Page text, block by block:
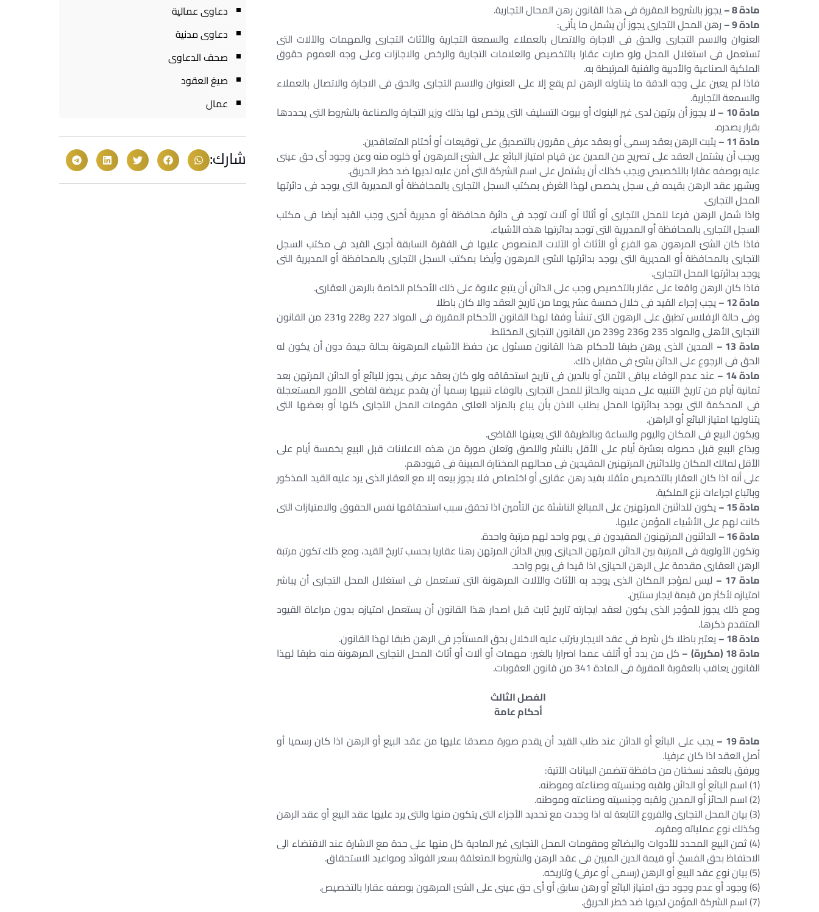
مادة 8 –
يجوز بالشروط المقررة فى هذا القانون رهن المحال التجارية.
مادة 9 –
رهن المحل التجارى يجوز أن يشمل ما يأتى:
العنوان والاسم التجارى والحق فى الاجارة والاتصال بالعملاء والسمعة التجارية والأثاث التجارى والمهمات والآلات التى
تستعمل فى استغلال المحل ولو صارت عقارا بالتخصيص والعلامات التجارية والرخص والاجازات وعلى وجه العموم حقوق
الملكية الصناعية والأدبية والفنية المرتبطة به.
فاذا لم يعين على وجه الدقة ما يتناوله الرهن لم يقع إلا على العنوان والاسم التجارى والحق فى الاجارة والاتصال بالعملاء
والسمعة التجارية.
مادة 10 –
لا يجوز أن يرتهن لدى غير البنوك أو بيوت التسليف التى يرخص لها بذلك وزير التجارة والصناعة بالشروط التى يحددها
بقرار يصدره.
مادة 11 –
يثبت الرهن بعقد رسمى أو بعقد عرفى مقرون بالتصديق على توقيعات أو أختام المتعاقدين.
ويجب أن يشتمل العقد على تصريح من المدين عن قيام امتياز البائع على الشئ المرهون أو خلوه منه وعن وجود أى حق عينى
عليه بوصفه عقارا بالتخصيص ويجب كذلك أن يشتمل على اسم الشركة التى أمن عليه لديها ضد خطر الحريق.
ويشهر عقد الرهن بقيده فى سجل يخصص لهذا الغرض بمكتب السجل التجارى بالمحافظة أو المديرية التى يوجد فى دائرتها
المحل التجارى.
واذا شمل الرهن فرعا للمحل التجارى أو أثاثا أو آلات توجد فى دائرة محافظة أو مديرية أخرى وجب القيد أيضا فى مكتب
السجل التجارى بالمحافظة أو المديرية التى توجد بدائرتها هذه الأشياء.
فاذا كان الشئ المرهون هو الفرع أو الأثاث أو الآلات المنصوص عليها فى الفقرة السابقة أجرى القيد فى مكتب السجل
التجارى بالمحافظة أو المديرية التى يوجد بدائرتها الشئ المرهون وأيضا بمكتب السجل التجارى بالمحافظة أو المديرية التى
يوجد بدائرتها المحل التجارى.
فاذا كان الرهن واقعا على عقار بالتخصيص وجب على الدائن أن يتبع علاوة على ذلك الأحكام الخاصة بالرهن العقارى.
مادة 12 –
يجب إجراء القيد فى خلال خمسة عشر يوما من تاريخ العقد والا كان باطلا
وفى حالة الإفلاس تطبق على الرهون التى تنشأ وفقا لهذا القانون الأحكام المقررة فى المواد 227 و228 و231 من القانون
التجارى الأهلى والمواد 235 و236 و239 من القانون التجارى المختلط.
مادة 13 –
المدين الذى يرهن طبقا لأحكام هذا القانون مسئول عن حفظ الأشياء المرهونة بحالة جيدة دون أن يكون له
الحق فى الرجوع على الدائن بشئ فى مقابل ذلك.
مادة 14 –
عند عدم الوفاء بباقى الثمن أو بالدين فى تاريخ استحقاقه ولو كان بعقد عرفى يجوز للبائع أو الدائن المرتهن بعد
ثمانية أيام من تاريخ التنبيه على مدينه والحائز للمحل التجارى بالوفاء تنبيها رسميا أن يقدم عريضة لقاضى الأمور المستعجلة
فى المحكمة التى يوجد بدائرتها المحل بطلب الاذن بأن يباع بالمزاد العلنى مقومات المحل التجارى كلها أو بعضها التى
يتناولها امتياز البائع أو الراهن.
ويكون البيع فى المكان واليوم والساعة وبالطريقة التى يعينها القاضى.
ويذاع البيع قبل حصوله بعشرة أيام على الأقل بالنشر واللصق وتعلن صورة من هذه الاعلانات قبل البيع بخمسة أيام على
الأقل لمالك المكان وللدائنين المرتهنين المقيدين فى محالهم المختارة المبينة فى قيودهم.
على أنه اذا كان العقار بالتخصيص مثقلا بقيد رهن عقارى أو اختصاص فلا يجوز بيعه إلا مع العقار الذى يرد عليه القيد المذكور
وباتباع اجراءات نزع الملكية.
مادة 15 –
يكون للدائنين المرتهنين على المبالغ الناشئة عن التأمين اذا تحقق سبب استحقاقها نفس الحقوق والامتيازات التى
كانت لهم على الأشياء المؤمن عليها.
مادة 16 –
الدائنون المرتهنون المقيدون فى يوم واحد لهم مرتبة واحدة.
وتكون الأولوية فى المرتبة بين الدائن المرتهن الحيازى وبين الدائن المرتهن رهنا عقاريا بحسب تاريخ القيد، ومع ذلك تكون مرتبة
الرهن العقارى مقدمة على الرهن الحيازى اذا قيدا فى يوم واحد.
مادة 17 –
ليس لمؤجر المكان الذى يوجد به الأثاث والآلات المرهونة التى تستعمل فى استغلال المحل التجارى أن يباشر
امتيازه لأكثر من قيمة ايجار سنتين.
ومع ذلك يجوز للمؤجر الذى يكون لعقد ايجارته تاريخ ثابت قبل اصدار هذا القانون أن يستعمل امتيازه بدون مراعاة القيود
المتقدم ذكرها.
مادة 18 –
يعتبر باطلا كل شرط فى عقد الايجار يترتب عليه الاخلال بحق المستأجر فى الرهن طبقا لهذا القانون.
مادة 18 (مكررة) –
كل من بدد أو أتلف عمدا اضرارا بالغير: مهمات أو آلات أو أثاث المحل التجارى المرهونة منه طبقا لهذا
القانون يعاقب بالعقوبة المقررة فى المادة 341 من قانون العقوبات.
الفصل الثالث
أحكام عامة
مادة 19 –
يجب على البائع أو الدائن عند طلب القيد أن يقدم صورة مصدقا عليها من عقد البيع أو الرهن اذا كان رسميا أو
أصل العقد اذا كان عرفيا.
ويرفق بالعقد نسختان من حافظة تتضمن البيانات الآتية:
(1) اسم البائع أو الدائن ولقبه وجنسيته وصناعته وموطنه.
(2) اسم الحائز أو المدين ولقبه وجنسيته وصناعته وموطنه.
(3) بيان المحل التجارى والفروع التابعة له اذا وجدت مع تحديد الأجزاء التى يتكون منها والتى يرد عليها عقد البيع أو عقد الرهن
وكذلك نوع عملياته ومقره.
(4) ثمن البيع المحدد للأدوات والبضائع ومقومات المحل التجارى غير المادية كل منها على حدة مع الاشارة عند الاقتضاء الى
الاحتفاظ بحق الفسخ. أو قيمة الدين المبين فى عقد الرهن والشروط المتعلقة بسعر الفوائد ومواعيد الاستحقاق.
(5) بيان نوع عقد البيع أو الرهن (رسمى أو عرفى) وتاريخه.
(6) وجود أو عدم وجود حق امتياز البائع أو رهن سابق أو أى حق عينى على الشئ المرهون بوصفه عقارا بالتخصيص.
(7) اسم الشركة المؤمن لديها ضد خطر الحريق.
دعاوى عمالية
دعاوى مدنية
صحف الدعاوى
صيغ العقود
عمال
شارك: